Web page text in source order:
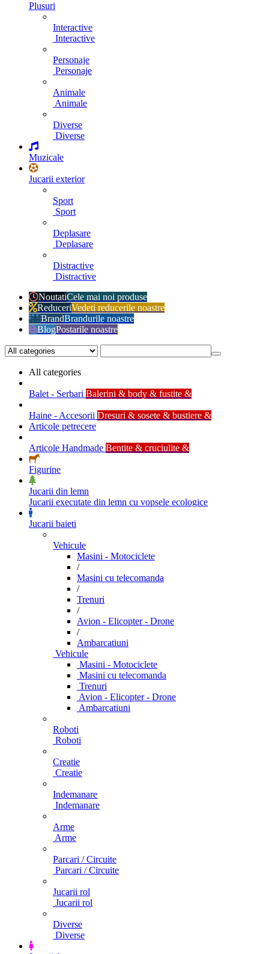
Plusuri
Interactive
Interactive
Personaje
Personaje
Animale
Animale
Diverse
Diverse
Muzicale
Jucarii exterior
Sport
Sport
Deplasare
Deplasare
Distractive
Distractive
NoutatiCele mai noi produse
ReduceriVedeti reducerile noastre
BrandBrandurile noastre
BlogPostarile noastre
All categories
Balet - Serbari Balerini & body & fustite &
Haine - Accesorii Dresuri & sosete & bustiere &
Articole petrecere
Articole Handmade Bentite & cruciulite &
Figurine
Jucarii din lemn
Jucarii executate din lemn cu vopsele ecologice
Jucarii baieti
Vehicule
Masini - Motociclete
/
Masini cu telecomanda
/
Trenuri
/
Avion - Elicopter - Drone
/
Ambarcatiuni
Vehicule
Masini - Motociclete
Masini cu telecomanda
Trenuri
Avion - Elicopter - Drone
Ambarcatiuni
Roboti
Roboti
Creatie
Creatie
Indemanare
Indemanare
Arme
Arme
Parcari / Circuite
Parcari / Circuite
Jucarii rol
Jucarii rol
Diverse
Diverse